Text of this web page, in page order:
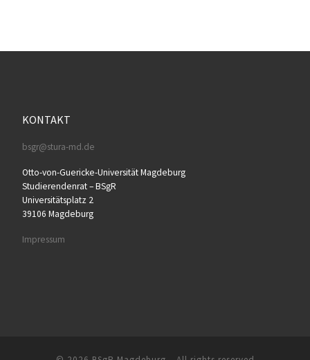
KONTAKT
bsgr@stura-md.de
Otto-von-Guericke-Universität Magdeburg
Studierendenrat – BSgR
Universitätsplatz 2
39106 Magdeburg
Impressum